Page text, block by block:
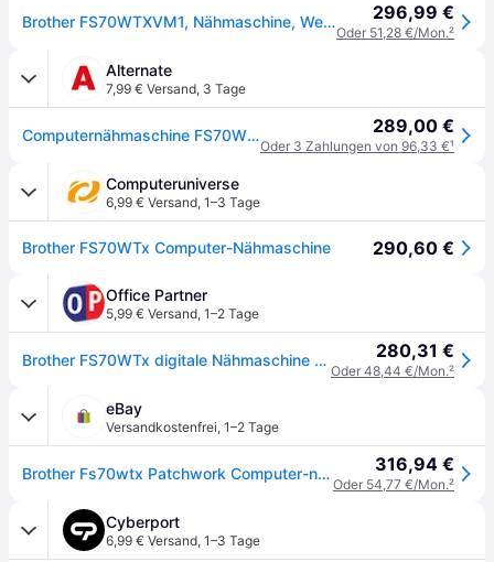
Brother FS70WTXVM1, Nähmaschine, Weiss 296,99 €
Oder 51,28 €/Mon.²
Alternate
7,99 € Versand, 3 Tage
Computernähmaschine FS70WTx - Patchwork Edition 289,00 €
Oder 3 Zahlungen von 96,33 €¹
Computeruniverse
6,99 € Versand, 1–3 Tage
Brother FS70WTx Computer-Nähmaschine 290,60 €
Office Partner
5,99 € Versand, 1–2 Tage
Brother FS70WTx digitale Nähmaschine Patchwork Edition 280,31 €
Oder 48,44 €/Mon.²
eBay
Versandkostenfrei, 1–2 Tage
Brother Fs70wtx Patchwork Computer-nähmaschine 316,94 €
Oder 54,77 €/Mon.²
Cyberport
6,99 € Versand, 1–3 Tage